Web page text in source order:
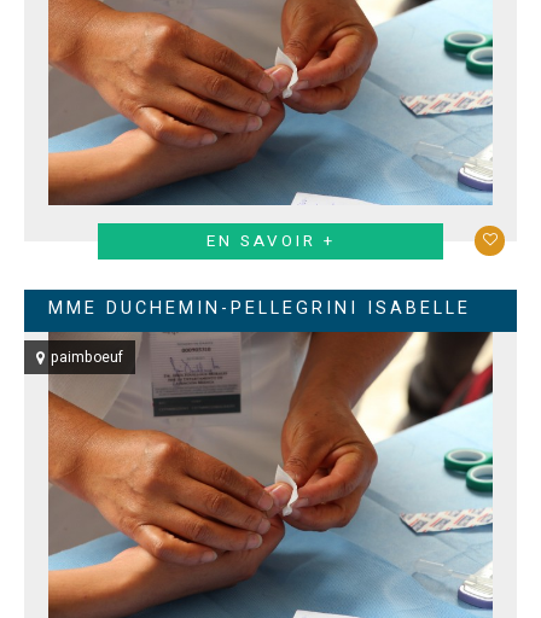
EN SAVOIR +
MME DUCHEMIN-PELLEGRINI ISABELLE
paimboeuf